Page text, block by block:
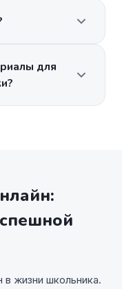
для
жизни школьника.